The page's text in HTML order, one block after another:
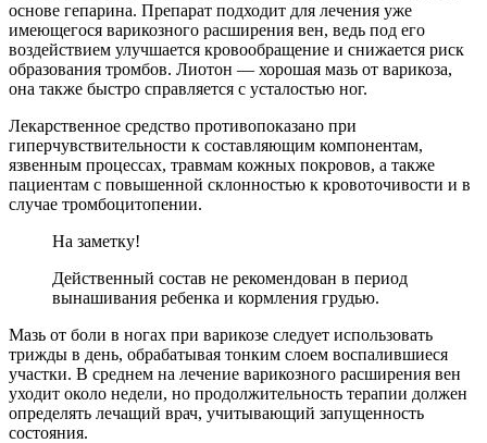
основе гепарина. Препарат подходит для лечения уже
имеющегося варикозного расширения вен, ведь под его
воздействием улучшается кровообращение и снижается риск
образования тромбов. Лиотон — хорошая мазь от варикоза,
она также быстро справляется с усталостью ног.
Лекарственное средство противопоказано при
гиперчувствительности к составляющим компонентам,
язвенным процессах, травмам кожных покровов, а также
пациентам с повышенной склонностью к кровоточивости и в
случае тромбоцитопении.
На заметку!
Действенный состав не рекомендован в период
вынашивания ребенка и кормления грудью.
Мазь от боли в ногах при варикозе следует использовать
трижды в день, обрабатывая тонким слоем воспалившиеся
участки. В среднем на лечение варикозного расширения вен
уходит около недели, но продолжительность терапии должен
определять лечащий врач, учитывающий запущенность
состояния.